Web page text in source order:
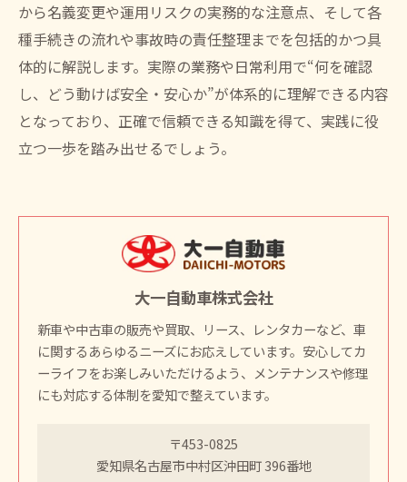
から名義変更や運用リスクの実務的な注意点、そして各
種手続きの流れや事故時の責任整理までを包括的かつ具
体的に解説します。実際の業務や日常利用で“何を確認
し、どう動けば安全・安心か”が体系的に理解できる内容
となっており、正確で信頼できる知識を得て、実践に役
立つ一歩を踏み出せるでしょう。
大一自動車株式会社
新車や中古車の販売や買取、リース、レンタカーなど、車
に関するあらゆるニーズにお応えしています。安心してカ
ーライフをお楽しみいただけるよう、メンテナンスや修理
にも対応する体制を愛知で整えています。
〒453-0825
愛知県名古屋市中村区沖田町 396番地